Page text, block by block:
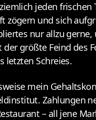
Contactjeden
zögern und sich
nur allzu
größte Feind
letzten Schreies.
mein
Zahlungen
– all jene